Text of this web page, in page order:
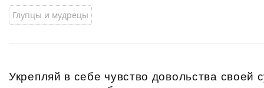
Глупцы и мудрецы
Укрепляй в себе чувство довольства своей